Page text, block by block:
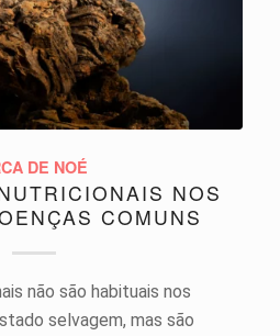
DE NOÉ
NOS
COMUNS
não são habituais nos
selvagem, mas são